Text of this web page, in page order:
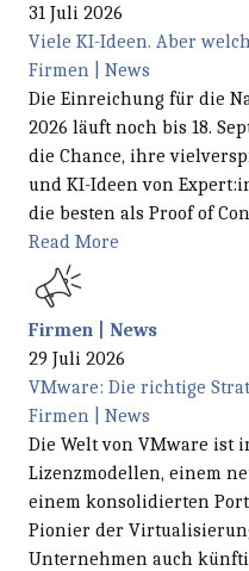
31 Juli 2026
Viele KI-Ideen. Aber
Firmen | News
Die Einreichung für die
2026 läuft noch bis 18.
die Chance, ihre
und KI-Ideen von
die besten als Proof of
Read More
Firmen | News
29 Juli 2026
VMware: Die richtige
Firmen | News
Die Welt von VMware ist
Lizenzmodellen, einem
einem konsolidierten
Pionier der
Unternehmen auch